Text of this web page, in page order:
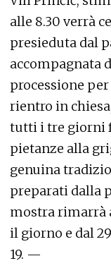
alle 8.30 verrà
presieduta dal
accompagnata
processione
rientro in
tutti i tre giorni
pietanze alla
genuina
preparati dalla
mostra rimarrà
il giorno e dal
19. —